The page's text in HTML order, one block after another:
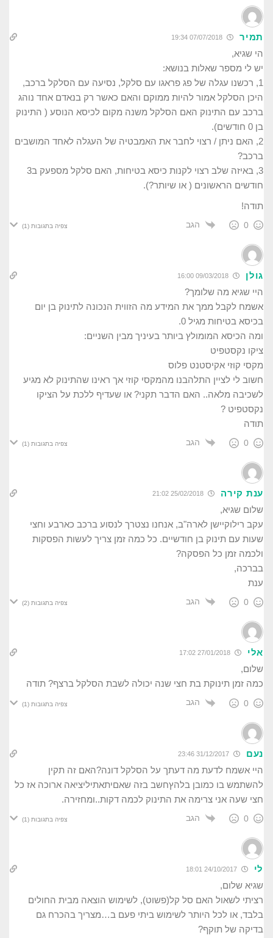
תמיר
הי שגיא,
יש לי מספר שאלות בנושא:
1, רכשנו עגלה של פג פראגו עם סלקל, נסיעה עם הסלקל ברכב,
היכן הסלקל אמור להיות ממוקם והאם כאשר רק בנאדם אחד נוהג
ברכב עם התינוק האם הסלקל משנה מקום לכיסא הנוסע ( התינוק
בן 0 חודשים).
2, האם ניתן / רצוי לחבר את האמבטיה של העגלה לאחד המושבים
ברכב?
3, באיזה שלב רצוי לקנות כיסא בטיחות, האם סלקל מספעק ב3
חודשים הראשונים ( או שיותר?).
תודה!
0 הגב צפיה בתגובות (1)
גולן
היי שגיא מה שלומך?
אשמח לקבל ממך את המידע מה הזווית הנכונה לתינוק בן יום
בכיסא בטיחות מגיל 0.
ומה הכיסא המומולץ ביותר בעיניך מבין השניים:
ציקו נקסטפיט
מקסי קוזי אקיסטנט פלוס
חשוב לי לציין התלהבנו מהמקסי קוזי אך ראינו שהתינוק לא מגיע
לשכיבה מלאה.. האם הדבר תקני? או שעדיף ללכת על הציקו
נקסטפיט ?
תודה
0 הגב צפיה בתגובות (1)
ענת קירה
שלום שגיא,
עקב רילוקיישן לארה"ב, אנחנו נצטרך לנסוע ברכב כארבע וחצי
שעות עם תינוק בן חודשיים. כל כמה זמן צריך לעשות הפסקות
ולכמה זמן כל הפסקה?
בברכה,
ענת
0 הגב צפיה בתגובות (2)
אלי 27/01/2018 17:02
שלום,
כמה זמן תינוקת בת חצי שנה יכולה לשבת הסלקל ברצף? תודה
0 הגב צפיה בתגובות (1)
נעם 31/12/2017 23:46
היי אשמח לדעת מה דעתך על הסלקל דונה?האם זה תקין
להשתמש בו כמובן בלהץחשב בזה שאםיתאתיליציאה ארוכה אז כל
חצי שעה אני צרימה את התינוק לכמה דקות..ומחזירה.
0 הגב צפיה בתגובות (1)
לי 24/10/2017 18:01
שגיא שלום,
רציתי לשאול האם סל קל(פשוט), לשימוש הוצאה מבית החולים
בלבד, או לכל היותר לשימוש ביתי פעם ב…מצריך בהכרח גם
בדיקה של תוקף?